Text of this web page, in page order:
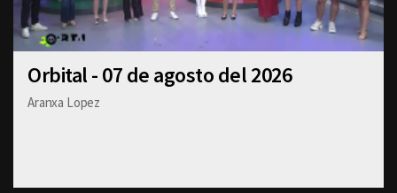
Orbital - 07 de agosto del 2026
Aranxa Lopez